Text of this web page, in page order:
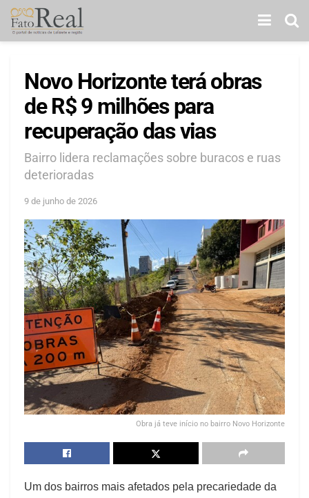
Novo Horizonte terá obras
de R$ 9 milhões para
recuperação das vias
Bairro lidera reclamações sobre buracos e ruas
deterioradas
9 de junho de 2026
Obra já teve início no bairro Novo Horizonte
Um dos bairros mais afetados pela precariedade da